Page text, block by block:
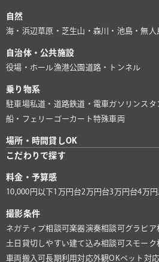
自然
海・浜辺 草原・芝生山・森川・池島・無人
自治体・公共施設
役場・ホール漁港公園 道路・トンネル
乗り物系
駐車場私道・道路鉄道・電車 ガソリンスタ
船・フェリー ゴーカート特殊車両
場所・時間貸しOK
こだわりで探す
料金・予算感
10,000円以下1万円台2万円台3万円台4万
撮影条件
ネガティブ相談可楽器演奏相談可 グラビア
土日貸切しやすい建て込み相談可 スモーク
車両搬入可長期利用対応外観OKペット対応